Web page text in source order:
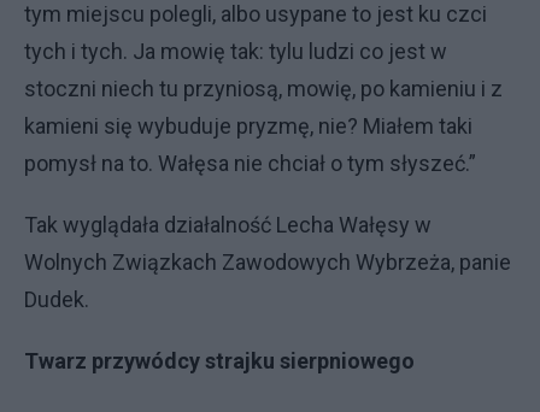
tym miejscu polegli, albo usypane to jest ku czci
tych i tych. Ja mowię tak: tylu ludzi co jest w
stoczni niech tu przyniosą, mowię, po kamieniu i z
kamieni się wybuduje pryzmę, nie? Miałem taki
pomysł na to. Wałęsa nie chciał o tym słyszeć.”
Tak wyglądała działalność Lecha Wałęsy w
Wolnych Związkach Zawodowych Wybrzeża, panie
Dudek.
Twarz przywódcy strajku sierpniowego